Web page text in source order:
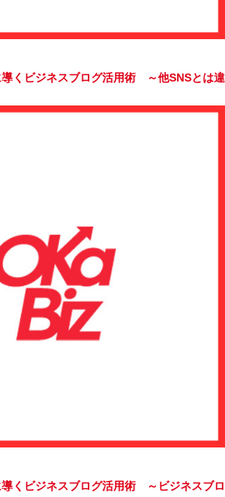
導くビジネスブログ活用術 ～他SNSとは違
導くビジネスブログ活用術 ～ビジネスブロ